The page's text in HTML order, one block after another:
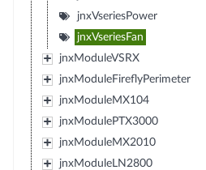
jnxVseriesPower
jnxVseriesFan
jnxModuleVSRX
jnxModuleFireflyPerimeter
jnxModuleMX104
jnxModulePTX3000
jnxModuleMX2010
jnxModuleLN2800